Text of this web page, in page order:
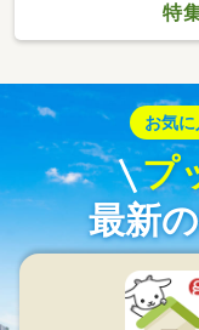
特
お気
プ
最新